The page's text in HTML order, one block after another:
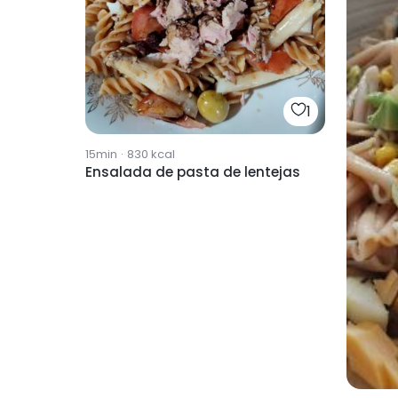
1
15min · 830 kcal
Ensalada de pasta de lentejas